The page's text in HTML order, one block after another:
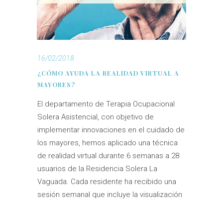
16/02/2018
¿CÓMO AYUDA LA REALIDAD VIRTUAL A
MAYORES?
El departamento de Terapia Ocupacional
Solera Asistencial, con objetivo de
implementar innovaciones en el cuidado de
los mayores, hemos aplicado una técnica
de realidad virtual durante 6 semanas a 28
usuarios de la Residencia Solera La
Vaguada. Cada residente ha recibido una
sesión semanal que incluye la visualización